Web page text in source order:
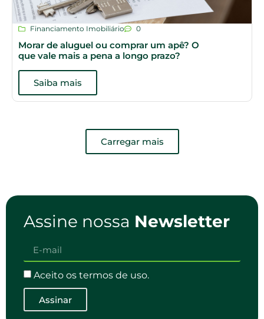
Financiamento Imobiliário 0
Morar de aluguel ou comprar um apê? O
que vale mais a pena a longo prazo?
Saiba mais
Carregar mais
Assine nossa Newsletter
Aceito os termos de uso.
Assinar